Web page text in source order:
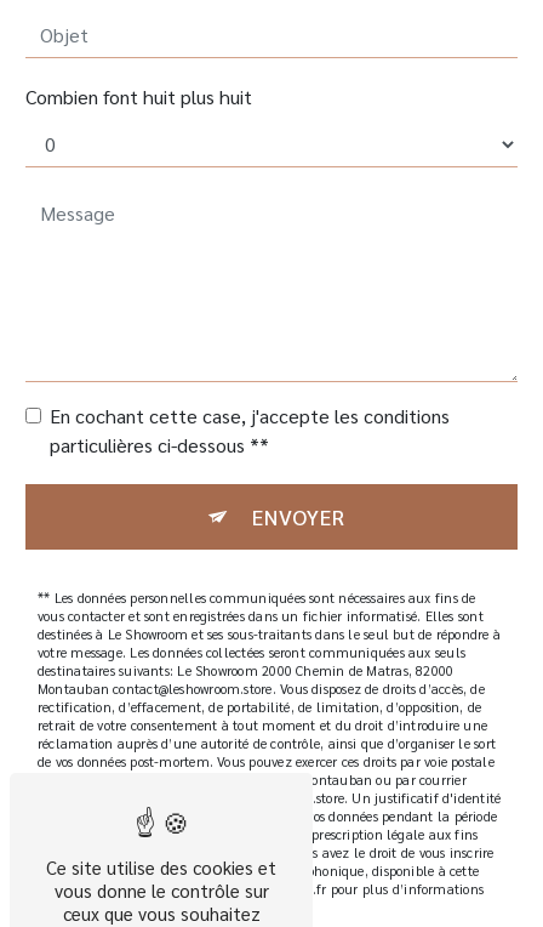
Combien font huit plus huit
En cochant cette case, j'accepte les conditions
particulières ci-dessous **
ENVOYER
** Les données personnelles communiquées sont nécessaires aux fins de
vous contacter et sont enregistrées dans un fichier informatisé. Elles sont
destinées à Le Showroom et ses sous-traitants dans le seul but de répondre à
votre message. Les données collectées seront communiquées aux seuls
destinataires suivants: Le Showroom 2000 Chemin de Matras, 82000
Montauban contact@leshowroom.store. Vous disposez de droits d’accès, de
rectification, d’effacement, de portabilité, de limitation, d’opposition, de
retrait de votre consentement à tout moment et du droit d’introduire une
réclamation auprès d’une autorité de contrôle, ainsi que d’organiser le sort
de vos données post-mortem. Vous pouvez exercer ces droits par voie postale
à l'adresse 2000 Chemin de Matras, 82000 Montauban ou par courrier
électronique à l'adresse contact@leshowroom.store. Un justificatif d'identité
pourra vous être demandé. Nous conservons vos données pendant la période
de prise de contact puis pendant la durée de prescription légale aux fins
probatoires et de gestion des contentieux. Vous avez le droit de vous inscrire
sur la liste d'opposition au démarchage téléphonique, disponible à cette
adresse:Bloctel.gouv.fr. Consultez le site cnil.fr pour plus d’informations
sur vos droits.
Ce site utilise des cookies et
vous donne le contrôle sur
ceux que vous souhaitez